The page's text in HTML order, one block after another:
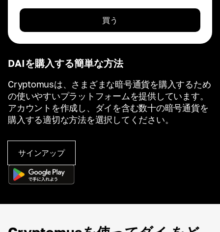
DAIを購入する簡単な方法
Cryptomusは、さまざまな暗号通貨を購入するため
の使いやすいプラットフォームを提供しています。
アカウントを作成し、ダイを含む数十の暗号通貨を
購入する適切な方法を選択してください。
サインアップ
買う